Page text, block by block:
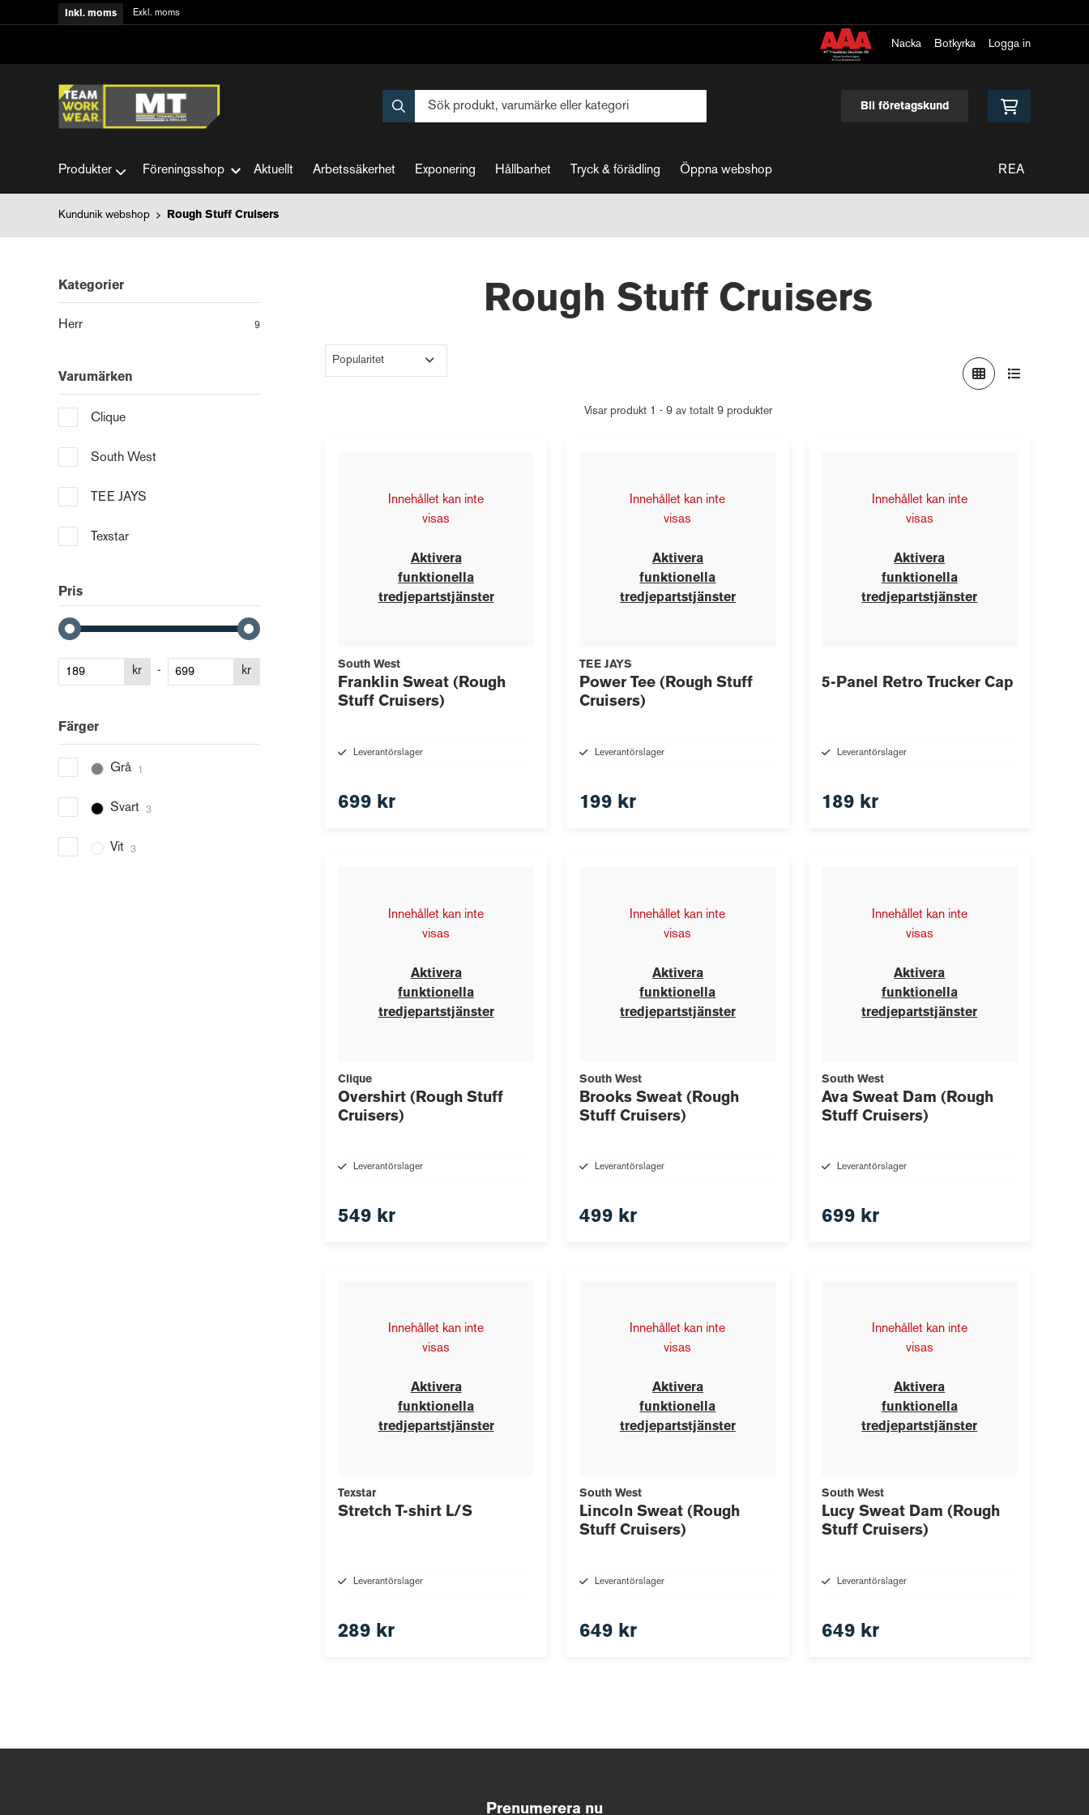
Inkl. moms Exkl. moms
Nacka Botkyrka Logga in
Bli företagskund
Produkter Föreningsshop Aktuellt Arbetssäkerhet Exponering Hållbarhet Tryck & förädling Öppna webshop REA
Kundunik webshop Rough Stuff Cruisers
Kategorier
Herr 9
Varumärken
Clique
South West
TEE JAYS
Texstar
Pris
kr - kr
Färger
Grå 1
Svart 3
Vit 3
Rough Stuff Cruisers
Visar produkt 1 - 9 av totalt 9 produkter
Innehållet kan inte
visas
Aktivera
funktionella
tredjepartstjänster
South West
Franklin Sweat (Rough
Stuff Cruisers)
Leverantörslager
699 kr
Innehållet kan inte
visas
Aktivera
funktionella
tredjepartstjänster
TEE JAYS
Power Tee (Rough Stuff
Cruisers)
Leverantörslager
199 kr
Innehållet kan inte
visas
Aktivera
funktionella
tredjepartstjänster
5-Panel Retro Trucker Cap
Leverantörslager
189 kr
Innehållet kan inte
visas
Aktivera
funktionella
tredjepartstjänster
Clique
Overshirt (Rough Stuff
Cruisers)
Leverantörslager
549 kr
Innehållet kan inte
visas
Aktivera
funktionella
tredjepartstjänster
South West
Brooks Sweat (Rough
Stuff Cruisers)
Leverantörslager
499 kr
Innehållet kan inte
visas
Aktivera
funktionella
tredjepartstjänster
South West
Ava Sweat Dam (Rough
Stuff Cruisers)
Leverantörslager
699 kr
Innehållet kan inte
visas
Aktivera
funktionella
tredjepartstjänster
Texstar
Stretch T-shirt L/S
Leverantörslager
289 kr
Innehållet kan inte
visas
Aktivera
funktionella
tredjepartstjänster
South West
Lincoln Sweat (Rough
Stuff Cruisers)
Leverantörslager
649 kr
Innehållet kan inte
visas
Aktivera
funktionella
tredjepartstjänster
South West
Lucy Sweat Dam (Rough
Stuff Cruisers)
Leverantörslager
649 kr
Prenumerera nu